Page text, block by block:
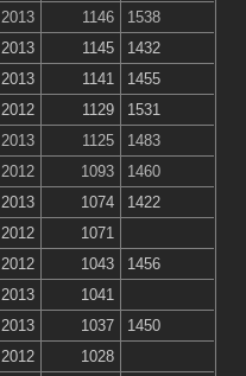
2013 1146
1538
2013 1145
1432
2013 1141
1455
2012 1129
1531
2013 1125
1483
2012 1093
1460
2013 1074
1422
2012
1071
2012 1043
1456
2013
1041
2013 1037
1450
2012
1028